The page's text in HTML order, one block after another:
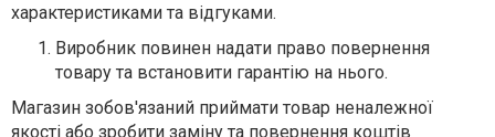
характеристиками та відгуками.
Виробник повинен надати право повернення
товару та встановити гарантію на нього.
Магазин зобов'язаний приймати товар неналежної
якості або зробити заміну та повернення коштів